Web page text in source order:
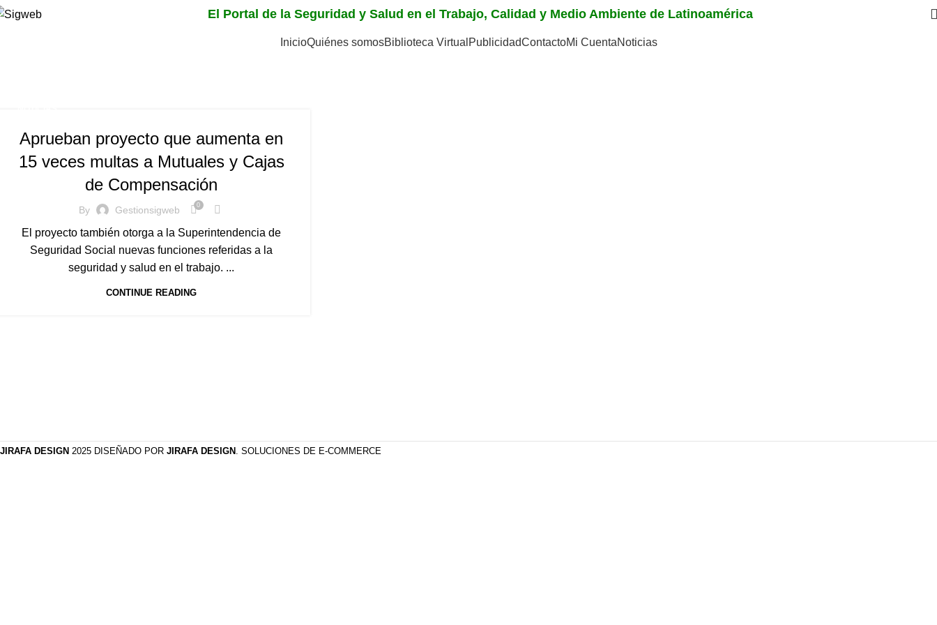
El Portal de la Seguridad y Salud en el Trabajo, Calidad y Medio Ambiente de Latinoamérica
InicioQuiénes somosBiblioteca Virtual PublicidadContactoMi CuentaNoticias
Aprueban proyecto que aumenta en
15 veces multas a Mutuales y Cajas
de Compensación
By Gestionsigweb 0
El proyecto también otorga a la Superintendencia de
Seguridad Social nuevas funciones referidas a la
seguridad y salud en el trabajo. ...
CONTINUE READING
JIRAFA DESIGN 2025 DISEÑADO POR JIRAFA DESIGN . SOLUCIONES DE E-COMMERCE